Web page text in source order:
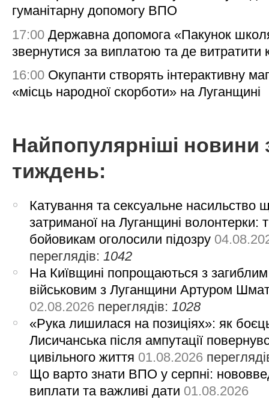
гуманітарну допомогу ВПО
17:00 Державна допомога «Пакунок
звернутися за виплатою та де витратити
16:00 Окупанти створять інтерактивну
«місць народної скорботи» на Луганщині
Найпопулярніші новини
тиждень:
Катування та сексуальне насильство
затриманої на Луганщині волонтерки:
бойовикам оголосили підозру
переглядів: 1042
На Київщині попрощаються з загиблим
військовим з Луганщини Артуром
02.08.2026 переглядів: 1028
«Рука лишилася на позиціях»: як
Лисичанська після ампутації
цивільного життя 01.08.2026
Що варто знати ВПО у серпні:
виплати та важливі дати 01.08.2026